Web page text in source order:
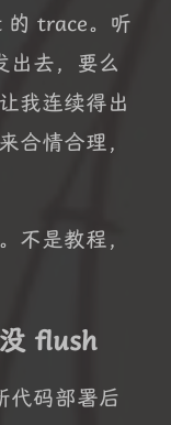
的 trace。听
去，要么
我连续得出
合情合理，
不是教程，
flush
码部署后